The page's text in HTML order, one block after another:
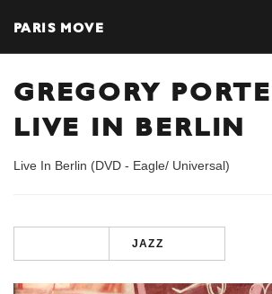
PARIS MOVE
GREGORY
LIVE IN BERLIN
Live In Berlin (DVD - Eagle/ Universal)
JAZZ